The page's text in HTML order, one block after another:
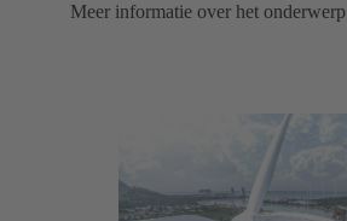
Meer informatie over het onderwerp